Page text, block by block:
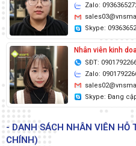
Zalo:
Skype:
Nhân viên kinh
SĐT:
Zalo:
Skype: Đang
- DANH SÁCH NHÂN VIÊN HỖ
CHÍNH)